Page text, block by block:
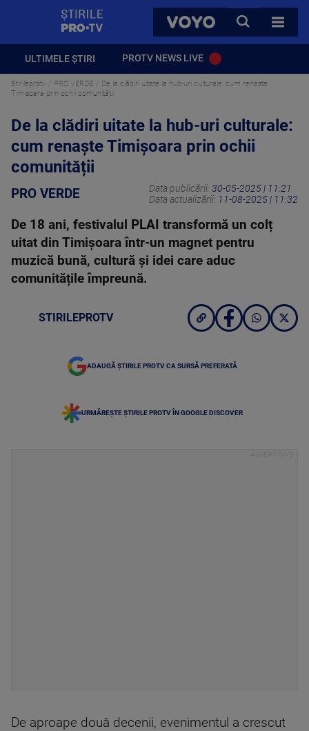
VOYO
CAUTA
TOATE
ULTIMELE ȘTIRI PROTV NEWS LIVE
Stirileprotv PRO VERDE
De la clădiri uitate la hub-uri culturale: cum renaște
Timișoara prin ochii comunității
De la clădiri uitate la hub-uri culturale:
cum renaște Timișoara prin ochii
comunității
PRO VERDE Data publicării: 30-05-2025 | 11:21
Data actualizării: 11-08-2025 | 11:32
De 18 ani, festivalul PLAI transformă un colț
uitat din Timișoara într-un magnet pentru
muzică bună, cultură și idei care aduc
comunitățile împreună.
STIRILEPROTV
ADAUGĂ ȘTIRILE PROTV CA SURSĂ PREFERATĂ
URMĂREȘTE ȘTIRILE PROTV ÎN GOOGLE DISCOVER
De aproape două decenii, evenimentul a crescut